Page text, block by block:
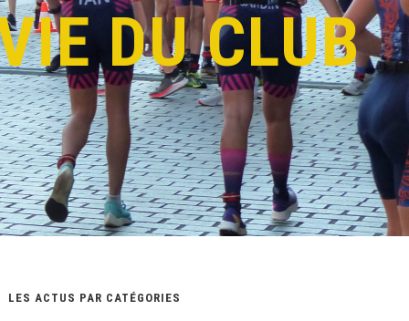
DU CLUB
LES ACTUS PAR CATÉGORIES